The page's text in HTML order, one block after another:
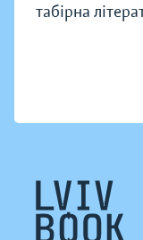
табірна